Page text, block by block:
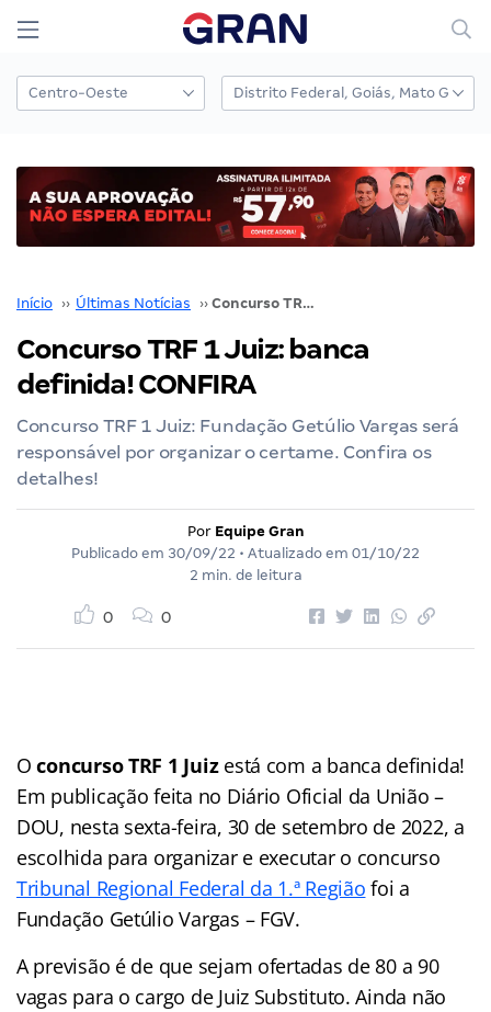
Início ›› Últimas Notícias ›› Concurso TRF 1 Juiz: banca definida! CONFIRA
Concurso TRF 1 Juiz: banca
definida! CONFIRA
Concurso TRF 1 Juiz: Fundação Getúlio Vargas será
responsável por organizar o certame. Confira os
detalhes!
Por Equipe Gran
Publicado em 30/09/22 • Atualizado em 01/10/22
2 min. de leitura
0 0
Oconcurso TRF 1 Juizestá com a banca definida!
Em publicação feita no Diário Oficial da União –
DOU, nesta sexta-feira, 30 de setembro de 2022, a
escolhida para organizar e executar o concurso
Tribunal Regional Federal da 1.ª Região foi a
Fundação Getúlio Vargas – FGV.
A previsão é de que sejam ofertadas de 80 a 90
vagas para o cargo de Juiz Substituto. Ainda não